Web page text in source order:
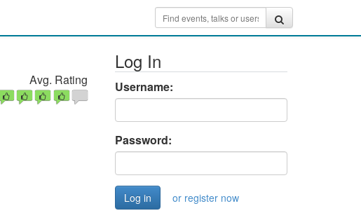
Avg. Rating
Log In
Username:
Password:
or register now